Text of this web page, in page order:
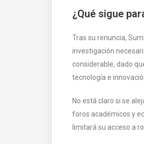
¿Qué sigue
Tras su renuncia,
investigación
considerable, dado
tecnología e
No está claro si se
foros académicos y
limitará su acceso a